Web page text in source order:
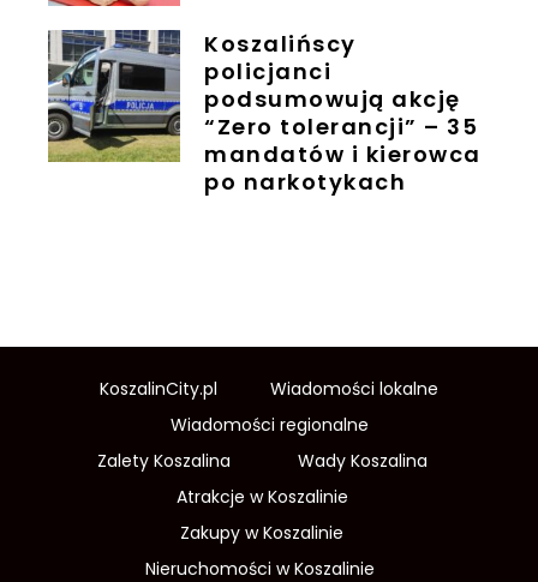
Koszalińscy
policjanci
podsumowują akcję
“Zero tolerancji” – 35
mandatów i kierowca
po narkotykach
KoszalinCity.pl
Wiadomości lokalne
Wiadomości regionalne
Zalety Koszalina
Wady Koszalina
Atrakcje w Koszalinie
Zakupy w Koszalinie
Nieruchomości w Koszalinie